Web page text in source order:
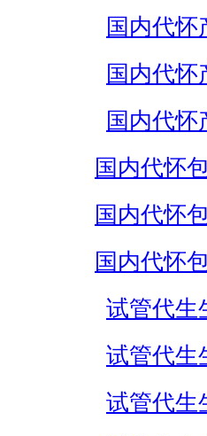
国内代怀
国内代怀
国内代怀
国内代怀
国内代怀
国内代怀
试管代生
试管代生
试管代生